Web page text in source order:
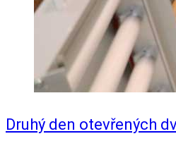
Druhý den otevřených